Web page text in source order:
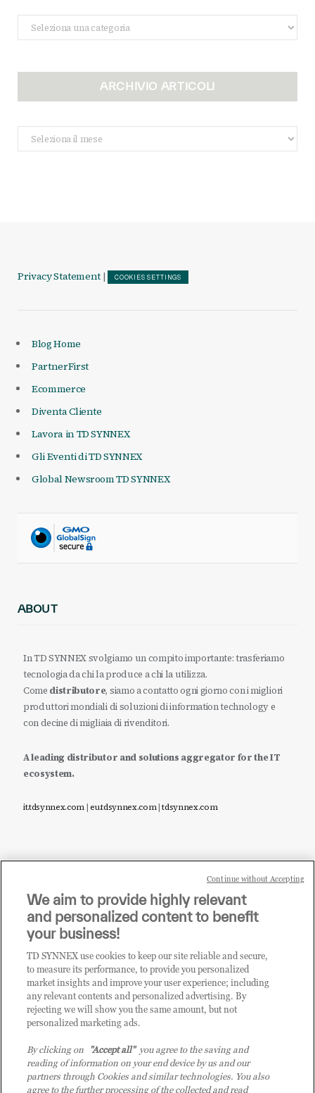
Categorie
ARCHIVIO ARTICOLI
Archivio
Articoli
Privacy Statement | COOKIES SETTINGS
Blog Home
PartnerFirst
Ecommerce
Diventa Cliente
Lavora in TD SYNNEX
Gli Eventi di TD SYNNEX
Global Newsroom TD SYNNEX
ABOUT
In TD SYNNEX svolgiamo un compito importante: trasferiamo
tecnologia da chi la produce a chi la utilizza.
Come distributore, siamo a contatto ogni giorno con i migliori
produttori mondiali di soluzioni di information technology e
con decine di migliaia di rivenditori.
A leading distributor and solutions aggregator for the IT
ecosystem.
it.tdsynnex.com|eu.tdsynnex.com|tdsynnex.com
Sei un rivenditore di tecnologia e desideri acquistare
i prodotti o le soluzioni trattate sul blog?
CLICCA QUI E DIVENTA
CLIENTE TD SYNNEX
We aim to provide highly relevant
and personalized content to benefit
your business!
TD SYNNEX use cookies to keep our site reliable and secure,
to measure its performance, to provide you personalized
market insights and improve your user experience; including
any relevant contents and personalized advertising. By
rejecting we will show you the same amount, but not
personalized marketing ads.
By clicking on "Accept all"you agree to the saving and
reading of information on your end device by us and our
partners through Cookies and similar technologies. You also
agree to the further processing of the collected and read
Continue without Accepting